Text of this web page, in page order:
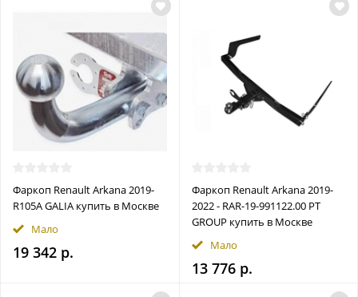
Фаркоп Renault Arkana 2019-
R105A GALIA купить в Москве
Мало
19 342 р.
Фаркоп Renault Arkana 2019-
2022 - RAR-19-991122.00 PT
GROUP купить в Москве
Мало
13 776 р.